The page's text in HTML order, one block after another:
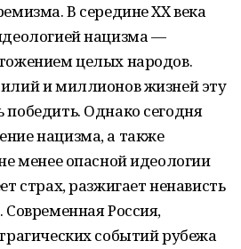
В середине XX века
нацизма —
целых народов.
и миллионов жизней эту
Однако сегодня
нацизма, а также
менее опасной идеологии
страх, разжигает ненависть
Россия,
событий рубежа